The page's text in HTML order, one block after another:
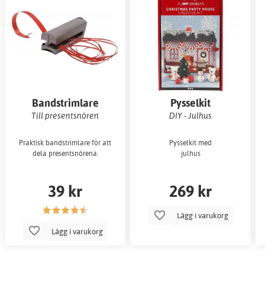
Bandstrimlare
Till presentsnören
Praktisk bandstrimlare för att
dela presentsnörena.
39 kr
Lägg i varukorg
Pysselkit
DIY - Julhus
Pysselkit med
julhus
269 kr
Lägg i varukorg